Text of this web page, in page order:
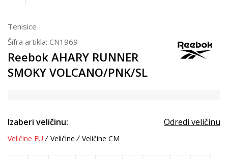
Tenisice
Šifra artikla: CN1969
Reebok AHARY RUNNER
SMOKY VOLCANO/PNK/SL
Izaberi veličinu: Odredi veličinu
Veličine EU Veličine Veličine CM